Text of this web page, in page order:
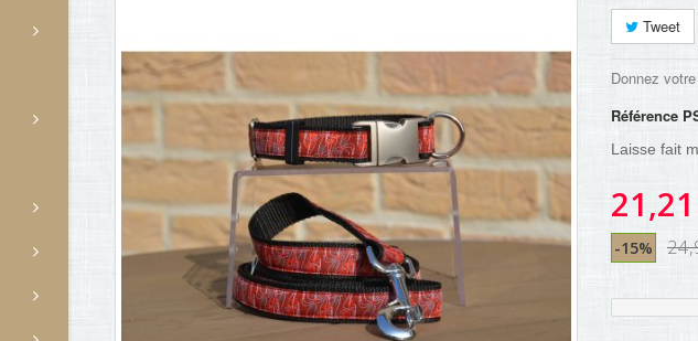
Tweet
Donnez
Référence
Laisse fait
-15%